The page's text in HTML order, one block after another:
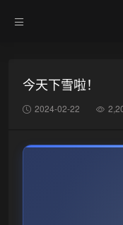
今天下雪啦！
2024-02-22